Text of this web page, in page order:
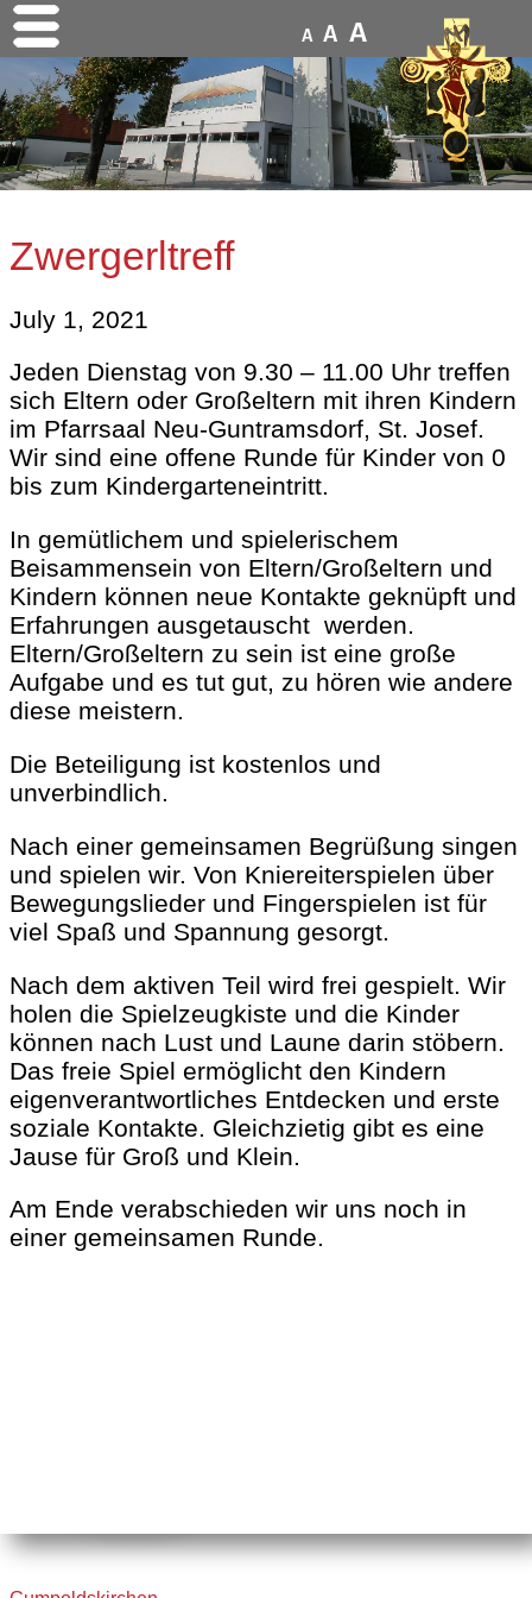
A A A
Zwergerltreff
July 1, 2021
Jeden Dienstag von 9.30 – 11.00 Uhr treffen
sich Eltern oder Großeltern mit ihren Kindern
im Pfarrsaal Neu-Guntramsdorf, St. Josef.
Wir sind eine offene Runde für Kinder von 0
bis zum Kindergarteneintritt.
In gemütlichem und spielerischem
Beisammensein von Eltern/Großeltern und
Kindern können neue Kontakte geknüpft und
Erfahrungen ausgetauscht werden.
Eltern/Großeltern zu sein ist eine große
Aufgabe und es tut gut, zu hören wie andere
diese meistern.
Die Beteiligung ist kostenlos und
unverbindlich.
Nach einer gemeinsamen Begrüßung singen
und spielen wir. Von Kniereiterspielen über
Bewegungslieder und Fingerspielen ist für
viel Spaß und Spannung gesorgt.
Nach dem aktiven Teil wird frei gespielt. Wir
holen die Spielzeugkiste und die Kinder
können nach Lust und Laune darin stöbern.
Das freie Spiel ermöglicht den Kindern
eigenverantwortliches Entdecken und erste
soziale Kontakte. Gleichzietig gibt es eine
Jause für Groß und Klein.
Am Ende verabschieden wir uns noch in
einer gemeinsamen Runde.